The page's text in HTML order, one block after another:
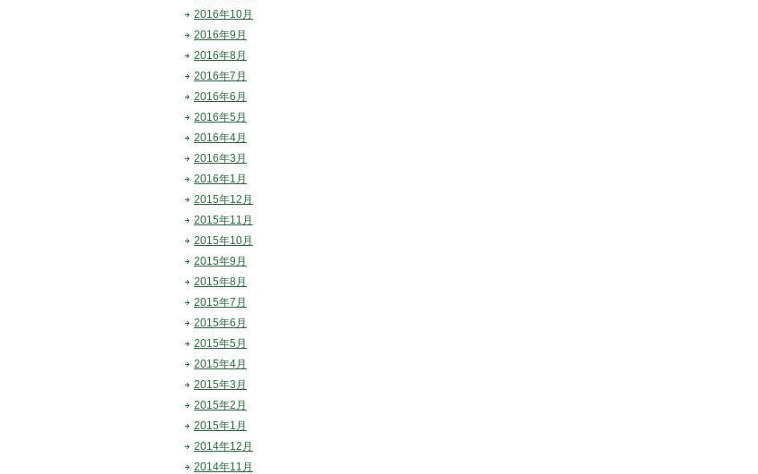
2016年10月
2016年9月
2016年8月
2016年7月
2016年6月
2016年5月
2016年4月
2016年3月
2016年1月
2015年12月
2015年11月
2015年10月
2015年9月
2015年8月
2015年7月
2015年6月
2015年5月
2015年4月
2015年3月
2015年2月
2015年1月
2014年12月
2014年11月